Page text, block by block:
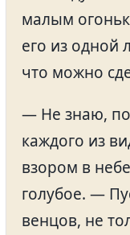
малым
его из одной
что можно
— Не знаю,
каждого из
взором в
голубое. —
венцов, не